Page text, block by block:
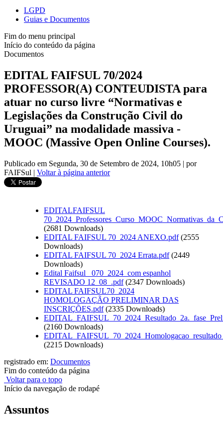
LGPD
Guias e Documentos
Fim do menu principal
Início do conteúdo da página
Documentos
EDITAL FAIFSUL 70/2024
PROFESSOR(A) CONTEUDISTA para
atuar no curso livre “Normativas e
Legislações da Construção Civil do
Uruguai” na modalidade massiva -
MOOC (Massive Open Online Courses).
Publicado em Segunda, 30 de Setembro de 2024, 10h05 | por
FAIFSul | Voltar à página anterior
EDITALFAIFSUL
(2681 Downloads)
EDITAL FAIFSUL 70_2024 ANEXO.pdf (2555
Downloads)
EDITAL FAIFSUL 70_2024 Errata.pdf (2449
Downloads)
Edital Faifsul _070_2024_com espanhol
REVISADO 12_08_.pdf (2347 Downloads)
EDITAL FAIFSUL70_2024
HOMOLOGAÇÃO PRELIMINAR DAS
INSCRIÇÕES.pdf (2335 Downloads)
(2160 Downloads)
(2215 Downloads)
registrado em: Documentos
Fim do conteúdo da página
Voltar para o topo
Início da navegação de rodapé
Assuntos